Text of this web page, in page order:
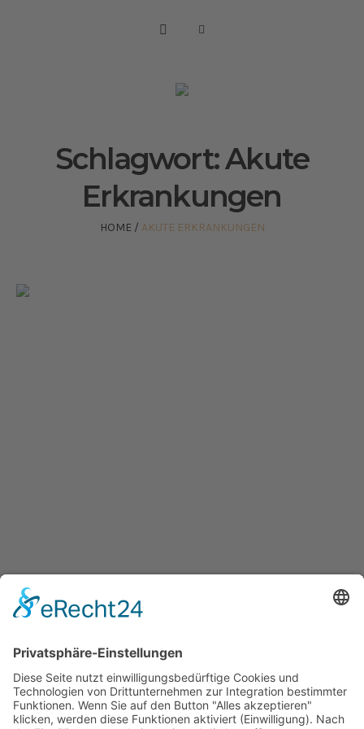
Schlagwort:Akute
Erkrankungen
HOME / AKUTE ERKRANKUNGEN
Naturheilpraxis Heike Heidrich
22. JULI 2023
ALLGEMEINES,BEWEGUNG,HEILPRAKTIK,KREIS OLPE,